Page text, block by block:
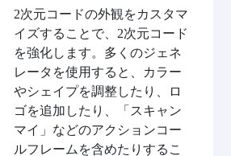
2次元コードの外観をカスタマ
イズすることで、2次元コード
を強化します。多くのジェネ
レータを使用すると、カラー
やシェイプを調整したり、ロ
ゴを追加したり、「スキャン
マイ」などのアクションコー
ルフレームを含めたりするこ